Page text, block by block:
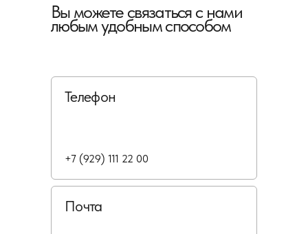
Вы можете связаться с нами
любым удобным способом
Телефон
Почта
+7 (929) 111 22 00